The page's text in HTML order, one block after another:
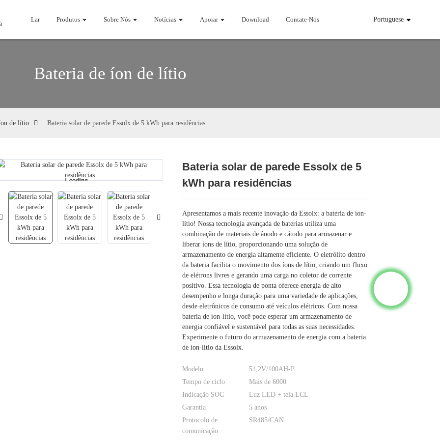
Lar Produtos Sobre Nós Notícias Apoiar Download Contate-Nos Portuguese
Bateria de íon de lítio
de lítio Bateria solar de parede Essolx de 5 kWh para residências
Loading...
Loading... Loading...
Loading...
Bateria solar de parede Essolx de 5
kWh para residências
Apresentamos a mais recente inovação da Essolx: a bateria de íon-
lítio! Nossa tecnologia avançada de baterias utiliza uma
combinação de materiais de ânodo e cátodo para armazenar e
liberar íons de lítio, proporcionando uma solução de
armazenamento de energia altamente eficiente. O eletrólito dentro
da bateria facilita o movimento dos íons de lítio, criando um fluxo
de elétrons livres e gerando uma carga no coletor de corrente
positivo. Essa tecnologia de ponta oferece energia de alto
desempenho e longa duração para uma variedade de aplicações,
desde eletrônicos de consumo até veículos elétricos. Com nossa
bateria de íon-lítio, você pode esperar um armazenamento de
energia confiável e sustentável para todas as suas necessidades.
Experimente o futuro do armazenamento de energia com a bateria
de íon-lítio da Essolx.
Modelo
51,2V/100AH-P
Tempo de ciclo
Mais de 6000
Indicação SOC
Luz LED + tela LCL
Garantia
5 anos
Protocolo de
comunicação
SR485/CAN